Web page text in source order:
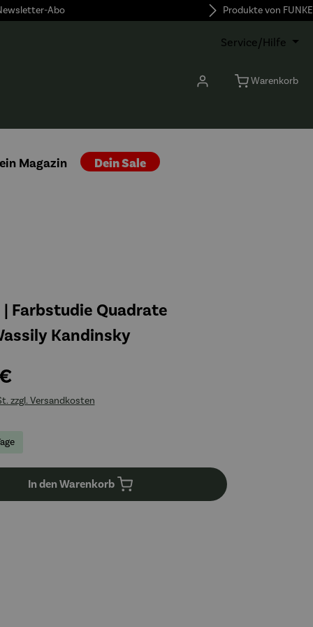
Abo Produkte von FUNKE
Service/Hilfe
Warenkorb
Magazin Dein Sale
Farbstudie Quadrate
Kandinsky
zzgl. Versandkosten
In den Warenkorb